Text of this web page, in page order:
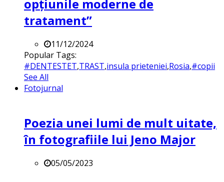
opțiunile moderne de
tratament”
11/12/2024
Popular Tags:
#DENTESTET,TRAST,insula prieteniei,Rosia,#copii
See All
Fotojurnal
Poezia unei lumi de mult uitate,
în fotografiile lui Jeno Major
05/05/2023